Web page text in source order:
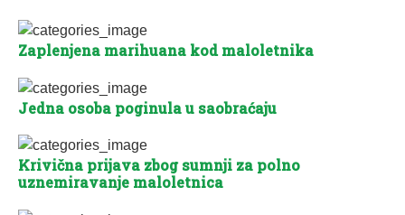
Zaplenjena marihuana kod maloletnika
Jedna osoba poginula u saobraćaju
Krivična prijava zbog sumnji za polno
uznemiravanje maloletnica